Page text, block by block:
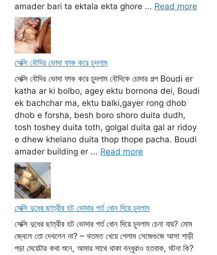
amader bari ta ektala ekta ghore ... Read more
সেক্সি বৌদির ভোদা ফাক করে চুদলাম
সেক্সি বৌদির ভোদা ফাক করে চুদলাম বৌদিকে চোদার গল্প Boudi er
katha ar ki bolbo, agey ektu bornona dei, Boudi
ek bachchar ma, ektu balki,gayer rong dhob
dhob e forsha, besh boro shoro duita dudh,
tosh toshey duita toth, golgal duita gal ar ridoy
e dhew khelano duita thop thope pacha. Boudi
amader building er ... Read more
সেক্সি দুধের ছাত্রীর হট ভোদার গর্ত ধোন দিয়ে চুদলাম
সেক্সি দুধের ছাত্রীর হট ভোদার গর্ত ধোন দিয়ে চুদলাম চেনা যায়? মোম
জ্বেলে তো দেখলেন না? – থতমত খেয়ে গেলাম সেজেগুজে আসা শাড়ী
পড়া মেয়েটার কথা শুনে, আমার সাথে থাকা বন্ধুরাও হতবাক, ঘটনা কি?